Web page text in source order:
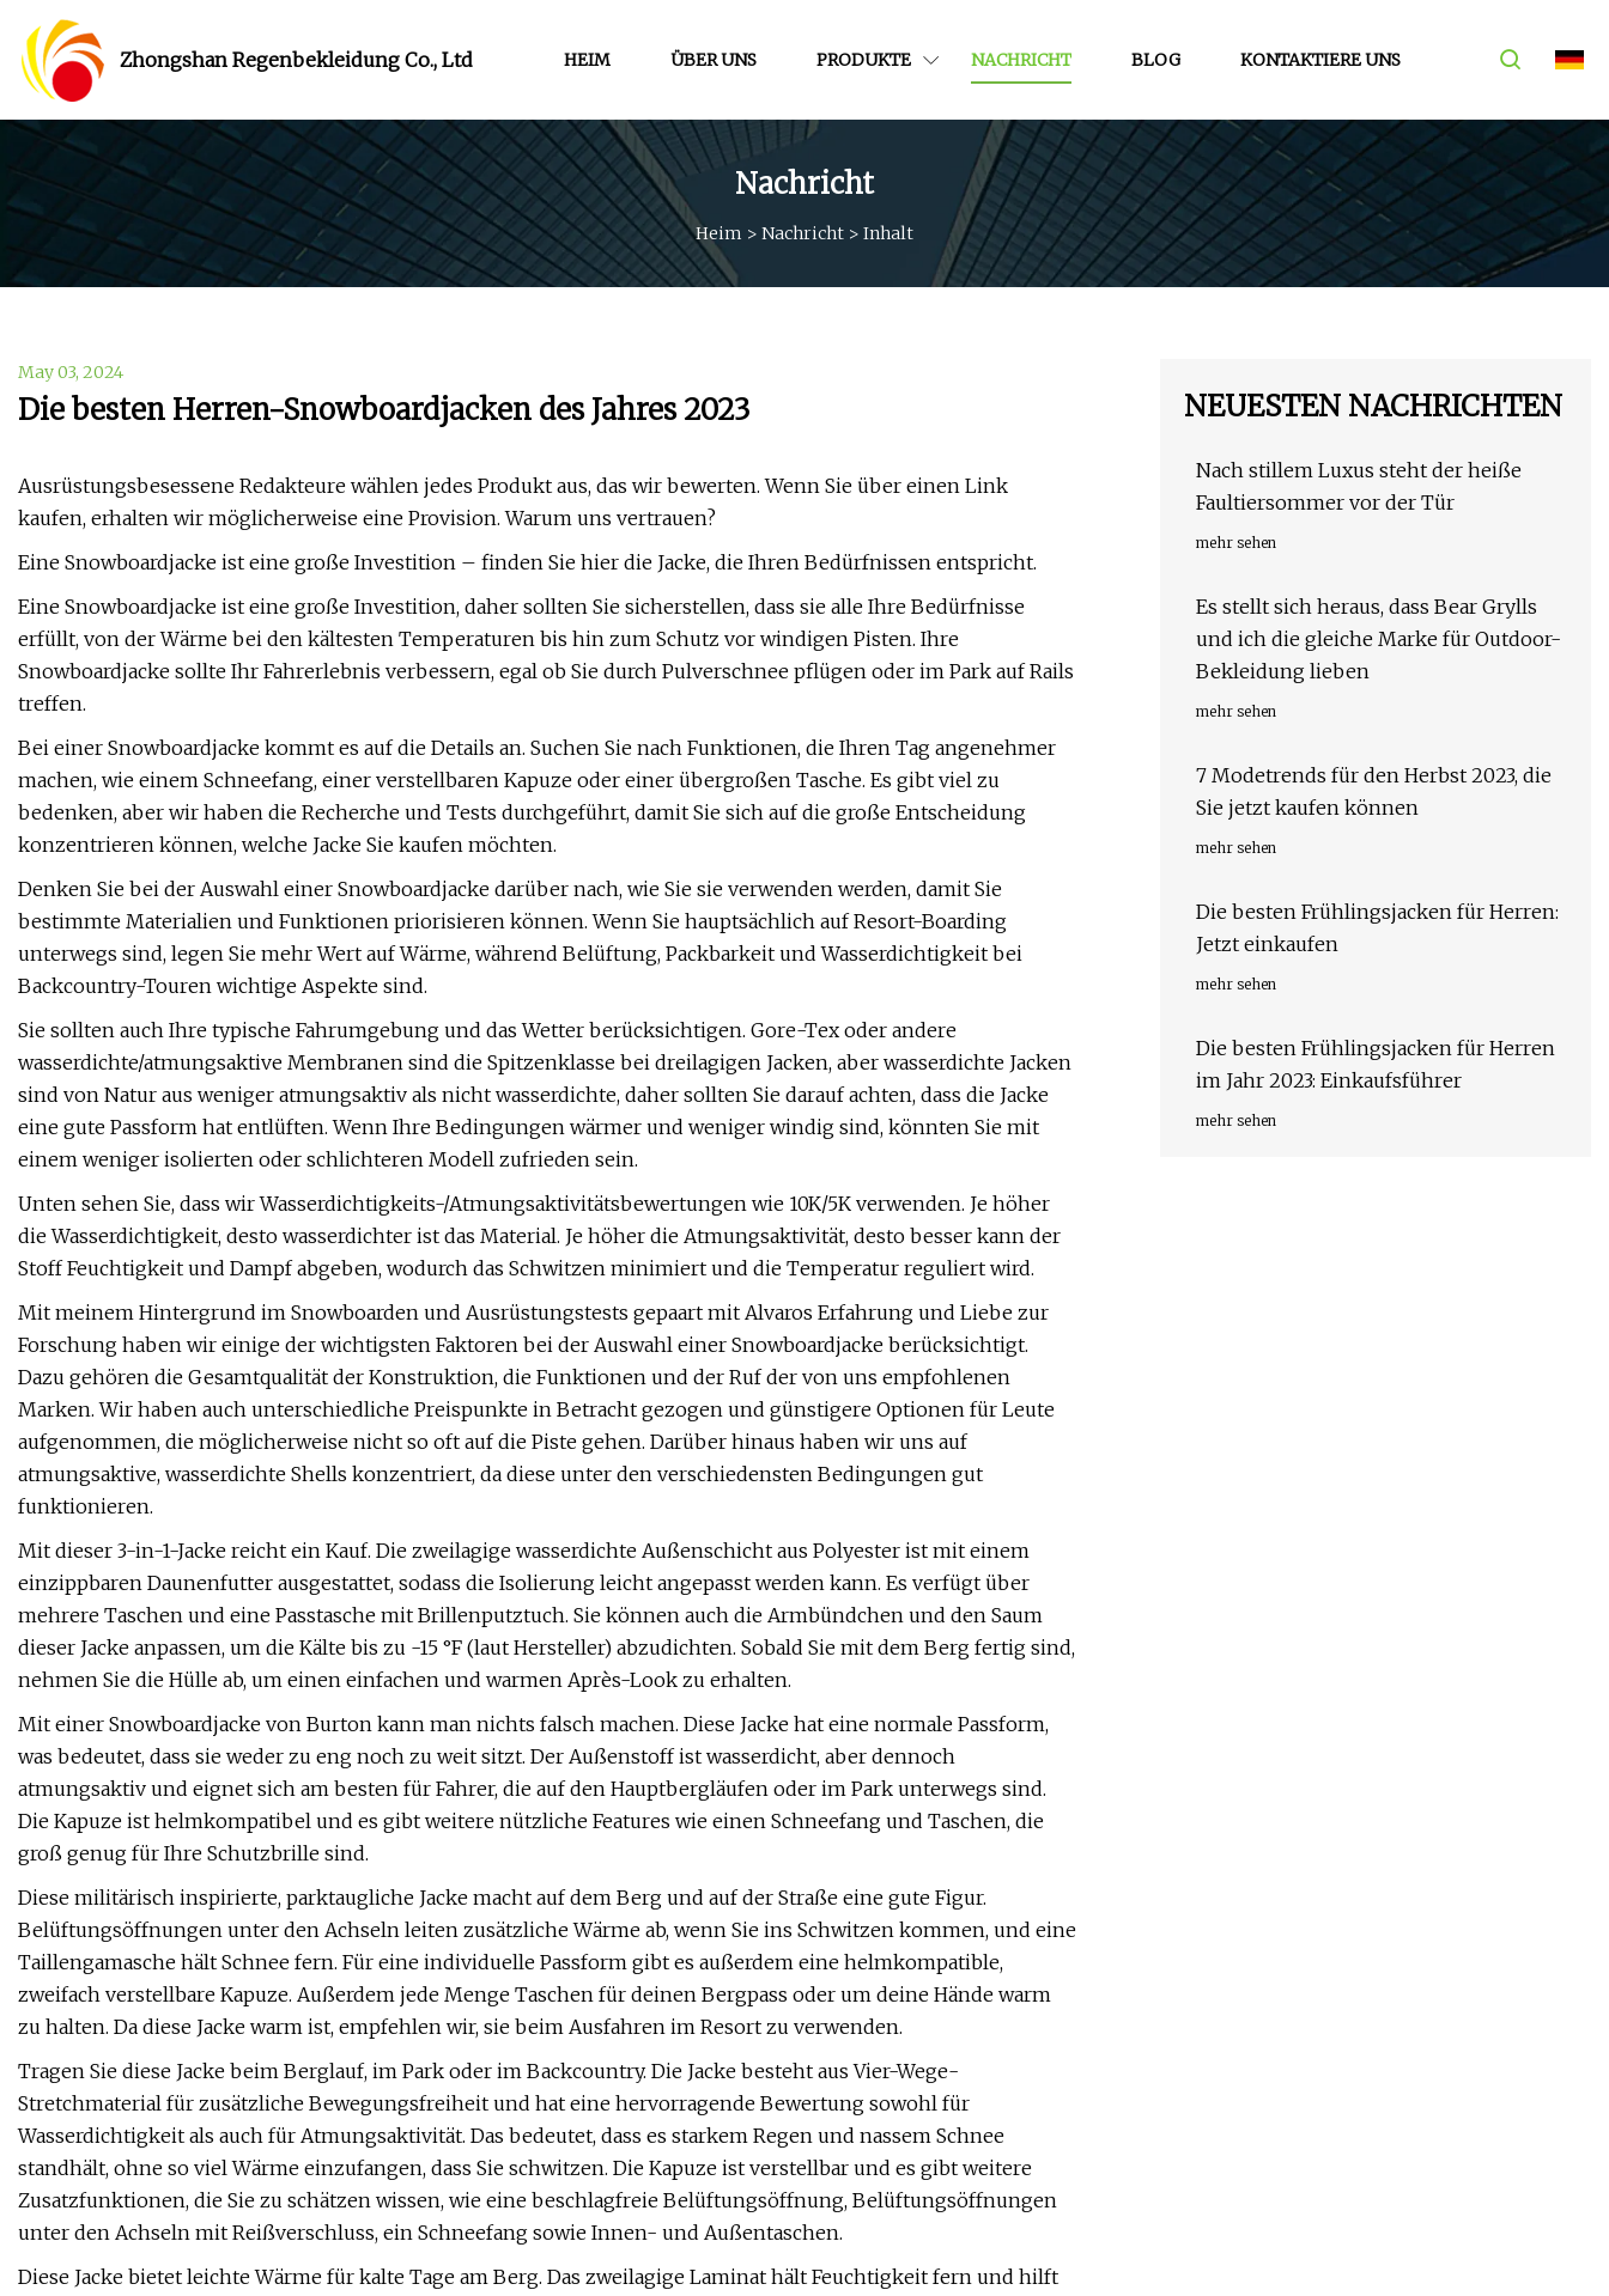
Zhongshan Regenbekleidung Co., Ltd HEIM ÜBER UNS PRODUKTE NACHRICHT BLOG KONTAKTIERE UNS
Nachricht
Heim > Nachricht > Inhalt
May 03, 2024
Die besten Herren-Snowboardjacken des Jahres 2023
Ausrüstungsbesessene Redakteure wählen jedes Produkt aus, das wir bewerten. Wenn Sie über einen Link
kaufen, erhalten wir möglicherweise eine Provision. Warum uns vertrauen?
Eine Snowboardjacke ist eine große Investition – finden Sie hier die Jacke, die Ihren Bedürfnissen entspricht.
Eine Snowboardjacke ist eine große Investition, daher sollten Sie sicherstellen, dass sie alle Ihre Bedürfnisse
erfüllt, von der Wärme bei den kältesten Temperaturen bis hin zum Schutz vor windigen Pisten. Ihre
Snowboardjacke sollte Ihr Fahrerlebnis verbessern, egal ob Sie durch Pulverschnee pflügen oder im Park auf Rails
treffen.
Bei einer Snowboardjacke kommt es auf die Details an. Suchen Sie nach Funktionen, die Ihren Tag angenehmer
machen, wie einem Schneefang, einer verstellbaren Kapuze oder einer übergroßen Tasche. Es gibt viel zu
bedenken, aber wir haben die Recherche und Tests durchgeführt, damit Sie sich auf die große Entscheidung
konzentrieren können, welche Jacke Sie kaufen möchten.
Denken Sie bei der Auswahl einer Snowboardjacke darüber nach, wie Sie sie verwenden werden, damit Sie
bestimmte Materialien und Funktionen priorisieren können. Wenn Sie hauptsächlich auf Resort-Boarding
unterwegs sind, legen Sie mehr Wert auf Wärme, während Belüftung, Packbarkeit und Wasserdichtigkeit bei
Backcountry-Touren wichtige Aspekte sind.
Sie sollten auch Ihre typische Fahrumgebung und das Wetter berücksichtigen. Gore-Tex oder andere
wasserdichte/atmungsaktive Membranen sind die Spitzenklasse bei dreilagigen Jacken, aber wasserdichte Jacken
sind von Natur aus weniger atmungsaktiv als nicht wasserdichte, daher sollten Sie darauf achten, dass die Jacke
eine gute Passform hat entlüften. Wenn Ihre Bedingungen wärmer und weniger windig sind, könnten Sie mit
einem weniger isolierten oder schlichteren Modell zufrieden sein.
Unten sehen Sie, dass wir Wasserdichtigkeits-/Atmungsaktivitätsbewertungen wie 10K/5K verwenden. Je höher
die Wasserdichtigkeit, desto wasserdichter ist das Material. Je höher die Atmungsaktivität, desto besser kann der
Stoff Feuchtigkeit und Dampf abgeben, wodurch das Schwitzen minimiert und die Temperatur reguliert wird.
Mit meinem Hintergrund im Snowboarden und Ausrüstungstests gepaart mit Alvaros Erfahrung und Liebe zur
Forschung haben wir einige der wichtigsten Faktoren bei der Auswahl einer Snowboardjacke berücksichtigt.
Dazu gehören die Gesamtqualität der Konstruktion, die Funktionen und der Ruf der von uns empfohlenen
Marken. Wir haben auch unterschiedliche Preispunkte in Betracht gezogen und günstigere Optionen für Leute
aufgenommen, die möglicherweise nicht so oft auf die Piste gehen. Darüber hinaus haben wir uns auf
atmungsaktive, wasserdichte Shells konzentriert, da diese unter den verschiedensten Bedingungen gut
funktionieren.
Mit dieser 3-in-1-Jacke reicht ein Kauf. Die zweilagige wasserdichte Außenschicht aus Polyester ist mit einem
einzippbaren Daunenfutter ausgestattet, sodass die Isolierung leicht angepasst werden kann. Es verfügt über
mehrere Taschen und eine Passtasche mit Brillenputztuch. Sie können auch die Armbündchen und den Saum
dieser Jacke anpassen, um die Kälte bis zu -15 °F (laut Hersteller) abzudichten. Sobald Sie mit dem Berg fertig sind,
nehmen Sie die Hülle ab, um einen einfachen und warmen Après-Look zu erhalten.
Mit einer Snowboardjacke von Burton kann man nichts falsch machen. Diese Jacke hat eine normale Passform,
was bedeutet, dass sie weder zu eng noch zu weit sitzt. Der Außenstoff ist wasserdicht, aber dennoch
atmungsaktiv und eignet sich am besten für Fahrer, die auf den Hauptbergläufen oder im Park unterwegs sind.
Die Kapuze ist helmkompatibel und es gibt weitere nützliche Features wie einen Schneefang und Taschen, die
groß genug für Ihre Schutzbrille sind.
Diese militärisch inspirierte, parktaugliche Jacke macht auf dem Berg und auf der Straße eine gute Figur.
Belüftungsöffnungen unter den Achseln leiten zusätzliche Wärme ab, wenn Sie ins Schwitzen kommen, und eine
Taillengamasche hält Schnee fern. Für eine individuelle Passform gibt es außerdem eine helmkompatible,
zweifach verstellbare Kapuze. Außerdem jede Menge Taschen für deinen Bergpass oder um deine Hände warm
zu halten. Da diese Jacke warm ist, empfehlen wir, sie beim Ausfahren im Resort zu verwenden.
Tragen Sie diese Jacke beim Berglauf, im Park oder im Backcountry. Die Jacke besteht aus Vier-Wege-
Stretchmaterial für zusätzliche Bewegungsfreiheit und hat eine hervorragende Bewertung sowohl für
Wasserdichtigkeit als auch für Atmungsaktivität. Das bedeutet, dass es starkem Regen und nassem Schnee
standhält, ohne so viel Wärme einzufangen, dass Sie schwitzen. Die Kapuze ist verstellbar und es gibt weitere
Zusatzfunktionen, die Sie zu schätzen wissen, wie eine beschlagfreie Belüftungsöffnung, Belüftungsöffnungen
unter den Achseln mit Reißverschluss, ein Schneefang sowie Innen- und Außentaschen.
Diese Jacke bietet leichte Wärme für kalte Tage am Berg. Das zweilagige Laminat hält Feuchtigkeit fern und hilft
NEUESTEN NACHRICHTEN
Nach stillem Luxus steht der heiße
Faultiersommer vor der Tür
mehr sehen
Es stellt sich heraus, dass Bear Grylls
und ich die gleiche Marke für Outdoor-
Bekleidung lieben
mehr sehen
7 Modetrends für den Herbst 2023, die
Sie jetzt kaufen können
mehr sehen
Die besten Frühlingsjacken für Herren:
Jetzt einkaufen
mehr sehen
Die besten Frühlingsjacken für Herren
im Jahr 2023: Einkaufsführer
mehr sehen